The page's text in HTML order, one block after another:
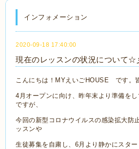
インフォメーション
2020-09-18 17:40:00
現在のレッスンの状況について☆
こんにちは！MYえいごHOUSE です。
4月オープンに向け、昨年末より準備を
ですが、
今回の新型コロナウイルスの感染拡大防
ッスンや
生徒募集を自粛し、6月より静かにスタ